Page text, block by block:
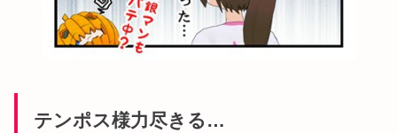
テンポス様力尽きる…